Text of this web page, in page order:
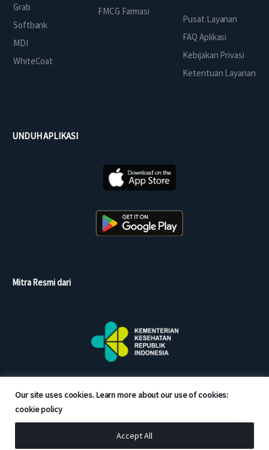
Our site uses cookies. Learn more about our use of cookies:
cookie policy
Accept All
Grab
Softbank
MDI
WhiteCoat
FMCG Farmasi
Pusat Layanan
FAQ Aplikasi
Kebijakan Privasi
Ketentuan Layanan
UNDUH APLIKASI
Mitra Resmi dari
Copyright © 2026 Good Doctor. All rights reserved.